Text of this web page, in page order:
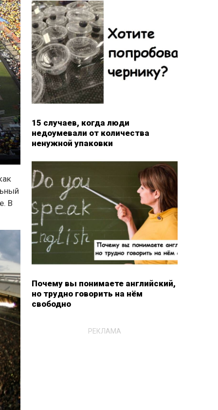
В
15 случаев, когда люди
недоумевали от количества
ненужной упаковки
Почему вы понимаете английский,
но трудно говорить на нём
свободно
РЕКЛАМА